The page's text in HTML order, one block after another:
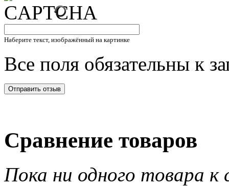
Наберите текст, изображённый на картинке
Все поля обязательны к
Сравнение товаров
Пока ни одного товара к